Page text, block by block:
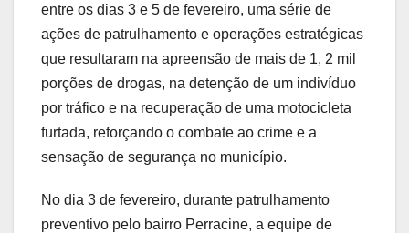
entre os dias 3 e 5 de fevereiro, uma série de
ações de patrulhamento e operações estratégicas
que resultaram na apreensão de mais de 1, 2 mil
porções de drogas, na detenção de um indivíduo
por tráfico e na recuperação de uma motocicleta
furtada, reforçando o combate ao crime e a
sensação de segurança no município.
No dia 3 de fevereiro, durante patrulhamento
preventivo pelo bairro Perracine, a equipe de